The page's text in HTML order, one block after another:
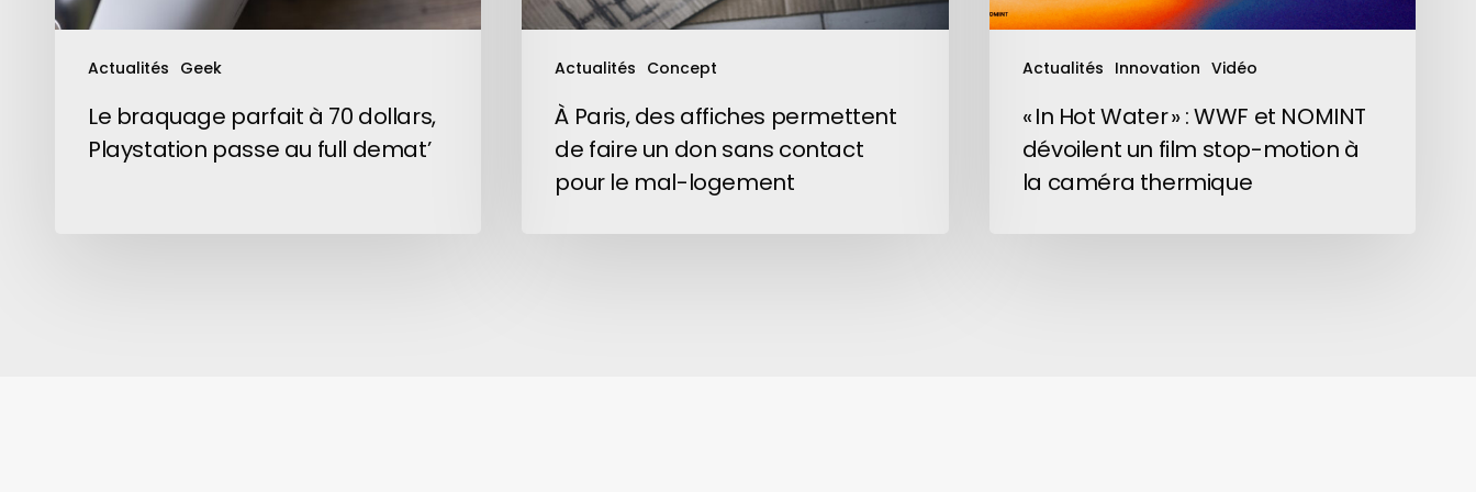
Actualités Geek
au
demat’
Le braquage parfait à 70 dollars,
Playstation passe au full demat’
Actualités Concept
contact
pour
mal-
logement
À Paris, des affiches permettent
de faire un don sans contact
pour le mal-logement
Actualités Innovation Vidéo
un
stop-
motion
thermique
« In Hot Water » : WWF et NOMINT
dévoilent un film stop-motion à
la caméra thermique